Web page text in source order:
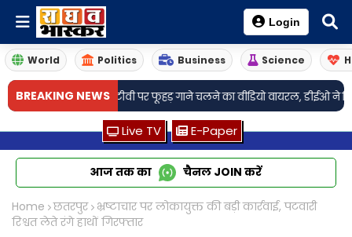
Login
World Politics Business Science
BREAKING NEWS
स्कूल में टीवी पर फूहड़ गाने चलने का वीडियो वायरल, डीईओ ने दिए जांच के
Live TV E-Paper
आज तक का चैनल JOIN करें
Home छतरपुर भ्रष्टाचार पर लोकायुक्त की बड़ी कार्रवाई, पटवारी
रिश्वत लेते रंगे हाथों गिरफ्तार